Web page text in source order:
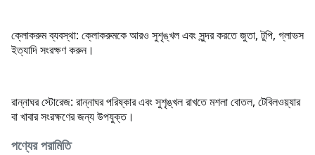
ক্লোকরুম ব্যবস্থা: ক্লোকরুমকে আরও সুশৃঙ্খল এবং সুন্দর করতে জুতা, টুপি, গ্লাভস
ইত্যাদি সংরক্ষণ করুন।
রান্নাঘর স্টোরেজ: রান্নাঘর পরিষ্কার এবং সুশৃঙ্খল রাখতে মশলা বোতল, টেবিলওয়্যার
বা খাবার সংরক্ষণের জন্য উপযুক্ত।
পণ্যের পরামিতি